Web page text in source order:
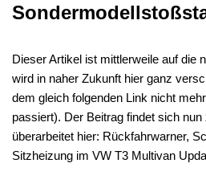
Dieser Artikel ist mittlerweile auf die
wird in naher Zukunft hier ganz
dem gleich folgenden Link nicht
passiert). Der Beitrag findet sich
überarbeitet hier: Rückfahrwarner,
Sitzheizung im VW T3 Multivan